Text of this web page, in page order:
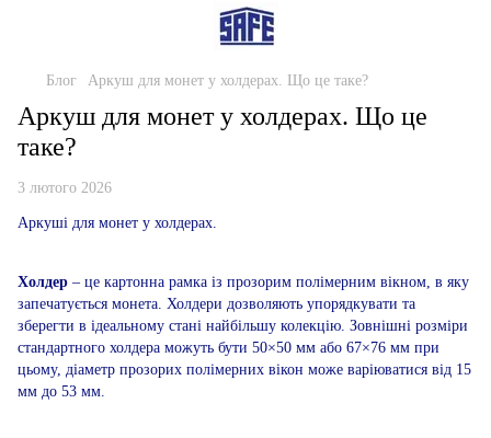
Блог Аркуш для монет у холдерах. Що це таке?
Аркуш для монет у холдерах. Що це
таке?
3 лютого 2026
Аркуші для монет у холдерах.
Холдер – це картонна рамка із прозорим полімерним вікном, в яку
запечатується монета. Холдери дозволяють упорядкувати та
зберегти в ідеальному стані найбільшу колекцію. Зовнішні розміри
стандартного холдера можуть бути 50×50 мм або 67×76 мм при
цьому, діаметр прозорих полімерних вікон може варіюватися від 15
мм до 53 мм.